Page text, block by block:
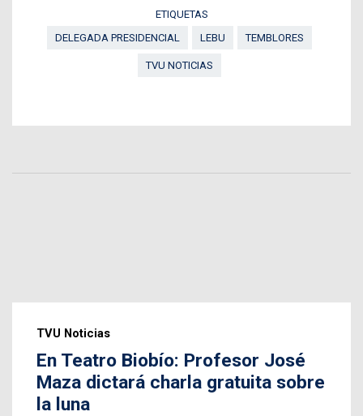
ETIQUETAS
DELEGADA PRESIDENCIAL
LEBU TEMBLORES
TVU NOTICIAS
TVU Noticias
En Teatro Biobío: Profesor José
Maza dictará charla gratuita sobre
la luna